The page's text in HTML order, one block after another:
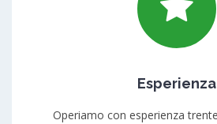
Esperienza
Operiamo con esperienza